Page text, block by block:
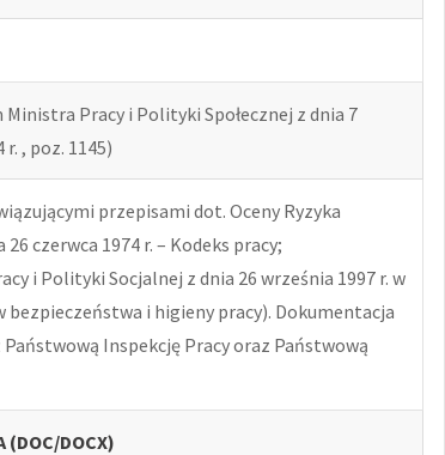
Pracy i Polityki Społecznej z dnia 7
r. , poz. 1145)
przepisami dot. Oceny Ryzyka
czerwca 1974 r. – Kodeks pracy;
i Polityki Socjalnej z dnia 26 września 1997 r. w
i higieny pracy). Dokumentacja
Inspekcję Pracy oraz Państwową
(DOC/DOCX)